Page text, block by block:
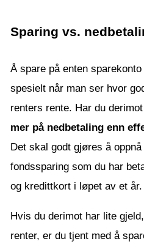
Sparing vs.
Å spare på enten
spesielt når man ser hvor
renters rente. Har du
mer på nedbetaling enn
Det skal godt gjøres å
fondssparing som du har
og kredittkort i løpet av et år.
Hvis du derimot har lite
renter, er du tjent med å